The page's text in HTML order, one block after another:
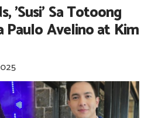
'Susi' Sa Totoong
Paulo Avelino at Kim